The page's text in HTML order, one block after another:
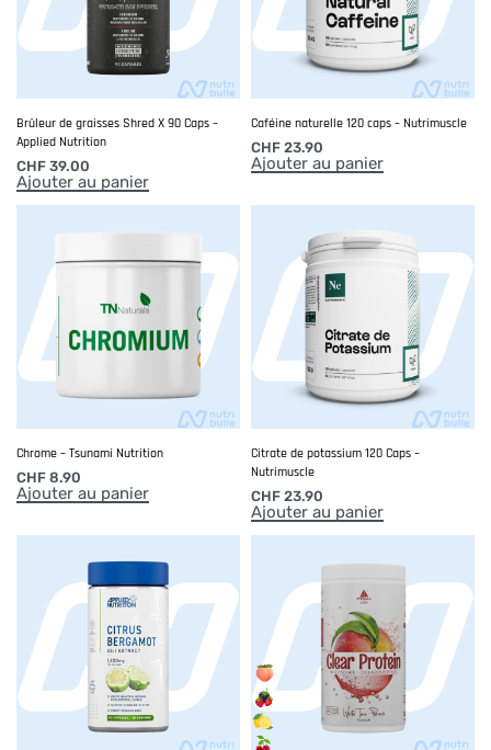
Brûleur de graisses Shred X 90 Caps –
Applied Nutrition
CHF 39.00
Ajouter au panier
Caféine naturelle 120 caps – Nutrimuscle
CHF 23.90
Ajouter au panier
Chrome – Tsunami Nutrition
CHF 8.90
Ajouter au panier
Citrate de potassium 120 Caps –
Nutrimuscle
CHF 23.90
Ajouter au panier